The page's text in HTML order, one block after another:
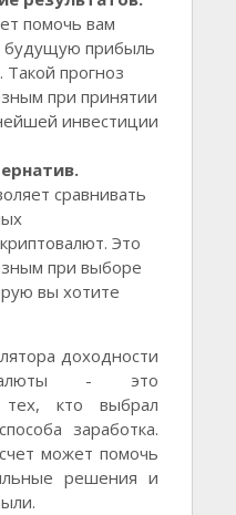
помочь вам
будущую прибыль
Такой прогноз
при принятии
инвестиции
сравнивать
Это
при выборе
вы хотите
доходности
- это
кто выбрал
заработка.
может помочь
решения и